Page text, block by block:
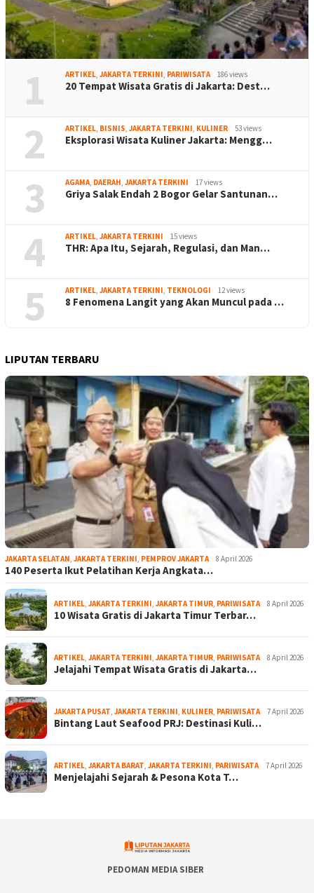
1 ARTIKEL, JAKARTA TERKINI, PARIWISATA 186 views
20 Tempat Wisata Gratis di Jakarta: Dest…
2 ARTIKEL, BISNIS, JAKARTA TERKINI, KULINER 53 views
Eksplorasi Wisata Kuliner Jakarta: Mengg…
3 AGAMA, DAERAH, JAKARTA TERKINI 17 views
Griya Salak Endah 2 Bogor Gelar Santunan…
4 ARTIKEL, JAKARTA TERKINI 15 views
THR: Apa Itu, Sejarah, Regulasi, dan Man…
5 ARTIKEL, JAKARTA TERKINI, TEKNOLOGI 12 views
8 Fenomena Langit yang Akan Muncul pada …
LIPUTAN TERBARU
JAKARTA SELATAN, JAKARTA TERKINI, PEMPROV JAKARTA 8 April 2026
140 Peserta Ikut Pelatihan Kerja Angkata…
ARTIKEL, JAKARTA TERKINI, JAKARTA TIMUR, PARIWISATA 8 April 2026
10 Wisata Gratis di Jakarta Timur Terbar…
ARTIKEL, JAKARTA TERKINI, JAKARTA TIMUR, PARIWISATA 8 April 2026
Jelajahi Tempat Wisata Gratis di Jakarta…
JAKARTA PUSAT, JAKARTA TERKINI, KULINER, PARIWISATA 7 April 2026
Bintang Laut Seafood PRJ: Destinasi Kuli…
ARTIKEL, JAKARTA BARAT, JAKARTA TERKINI, PARIWISATA 7 April 2026
Menjelajahi Sejarah & Pesona Kota T…
PEDOMAN MEDIA SIBER